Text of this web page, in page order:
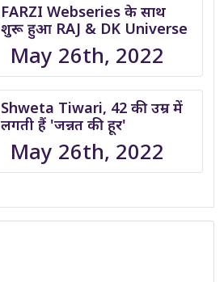
FARZI Webseries के साथ
शुरू हुआ RAJ & DK Universe
May 26th, 2022
Shweta Tiwari, 42 की उम्र में
लगती हैं 'जन्नत की हूर'
May 26th, 2022